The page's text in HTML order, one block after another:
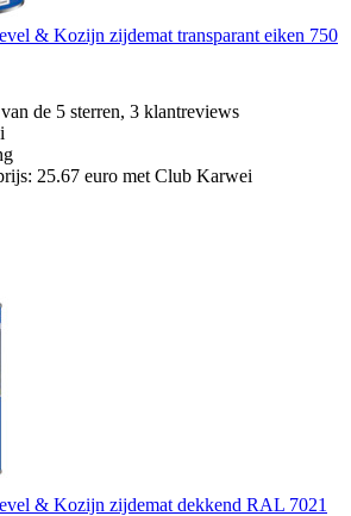
& Kozijn zijdemat transparant eiken 750
de 5 sterren, 3 klantreviews
25.67 euro met Club Karwei
& Kozijn zijdemat dekkend RAL 7021